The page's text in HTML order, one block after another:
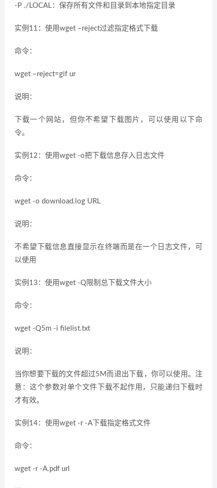
-P ./LOCAL：保存所有文件和目录到本地指定目录
实例11：使用wget –reject过滤指定格式下载
命令：
wget –reject=gif ur
说明：
下载一个网站，但你不希望下载图片，可以使用以下命
令。
实例12：使用wget -o把下载信息存入日志文件
命令：
wget -o download.log URL
说明：
不希望下载信息直接显示在终端而是在一个日志文件，可
以使用
实例13：使用wget -Q限制总下载文件大小
命令：
wget -Q5m -i filelist.txt
说明：
当你想要下载的文件超过5M而退出下载，你可以使用。注
意：这个参数对单个文件下载不起作用，只能递归下载时
才有效。
实例14：使用wget -r -A下载指定格式文件
命令：
wget -r -A.pdf url